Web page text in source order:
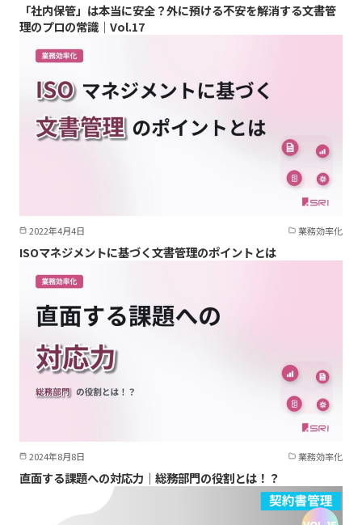
「社内保管」は本当に安全？外に預ける不安を解消する文書管
理のプロの常識｜Vol.17
2022年4月4日 業務効率化
ISOマネジメントに基づく文書管理のポイントとは
2024年8月8日 業務効率化
直面する課題への対応力｜総務部門の役割とは！？